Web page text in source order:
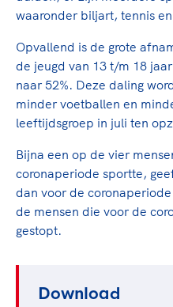
de halve marathon van
Lees verder
langs de lijn, in de
En wat mag vooral
hier richting aan en is
onderdeel van het
ongewenst gedrag.
Lees verder
toekomstig kader.
Lees verder
waaronder biljart, tennis
Opvallend is de grote
de jeugd van 13 t/m 18
naar 52%. Deze daling
minder voetballen en
leeftijdsgroep in juli ten
Bijna een op de vier
coronaperiode sportte,
dan voor de
de mensen die voor de
gestopt.
Download